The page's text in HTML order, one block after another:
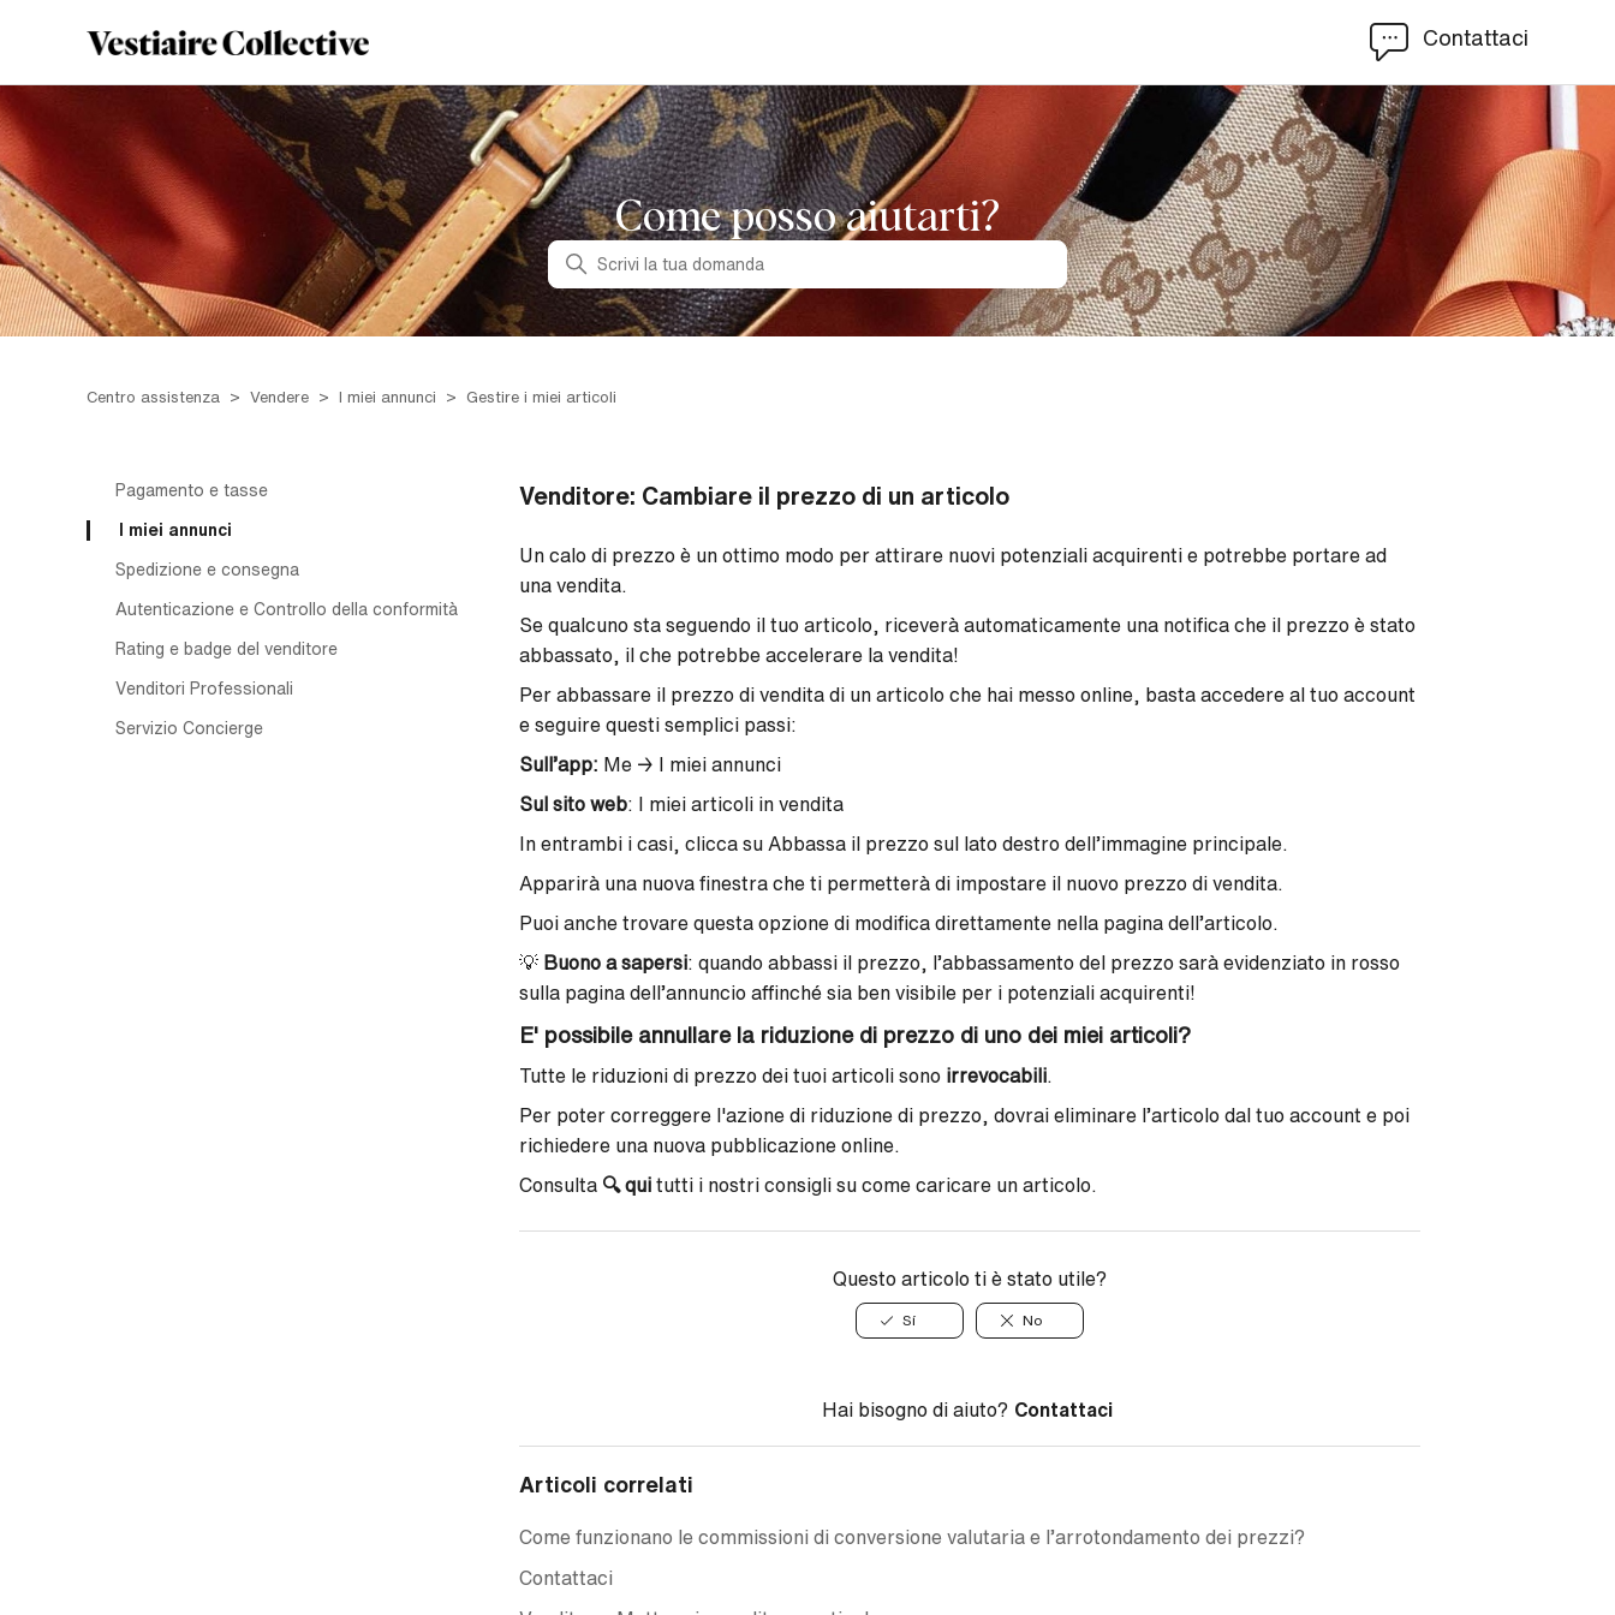
Contattaci
Come posso aiutarti?
Ricerca
Centro assistenza Vendere I miei annunci Gestire i miei articoli
Pagamento e tasse
I miei annunci
Spedizione e consegna
Autenticazione e Controllo della conformità
Rating e badge del venditore
Venditori Professionali
Servizio Concierge
Venditore: Cambiare il prezzo di un articolo
Un calo di prezzo è un ottimo modo per attirare nuovi potenziali acquirenti e potrebbe portare ad
una vendita.
Se qualcuno sta seguendo il tuo articolo, riceverà automaticamente una notifica che il prezzo è stato
abbassato, il che potrebbe accelerare la vendita!
Per abbassare il prezzo di vendita di un articolo che hai messo online, basta accedere al tuo account
e seguire questi semplici passi:
Sull’app: Me → I miei annunci
Sul sito web: I miei articoli in vendita
In entrambi i casi, clicca su Abbassa il prezzo sul lato destro dell’immagine principale.
Apparirà una nuova finestra che ti permetterà di impostare il nuovo prezzo di vendita.
Puoi anche trovare questa opzione di modifica direttamente nella pagina dell’articolo.
💡 Buono a sapersi: quando abbassi il prezzo, l’abbassamento del prezzo sarà evidenziato in rosso
sulla pagina dell’annuncio affinché sia ben visibile per i potenziali acquirenti!
E' possibile annullare la riduzione di prezzo di uno dei miei articoli?
Tutte le riduzioni di prezzo dei tuoi articoli sono irrevocabili
Per poter correggere l'azione di riduzione di prezzo, dovrai eliminare l’articolo dal tuo account e poi
richiedere una nuova pubblicazione online.
Consulta 🔍 qui tutti i nostri consigli su come caricare un articolo.
Questo articolo ti è stato utile?
Sí No
Hai bisogno di aiuto? Contattaci
Articoli correlati
Come funzionano le commissioni di conversione valutaria e l’arrotondamento dei prezzi?
Contattaci